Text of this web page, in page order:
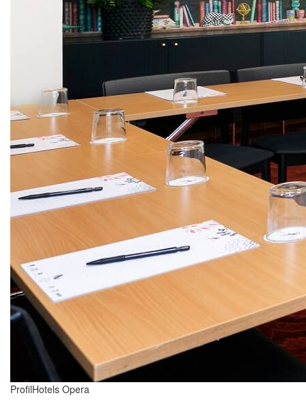
ProfilHotels Opera